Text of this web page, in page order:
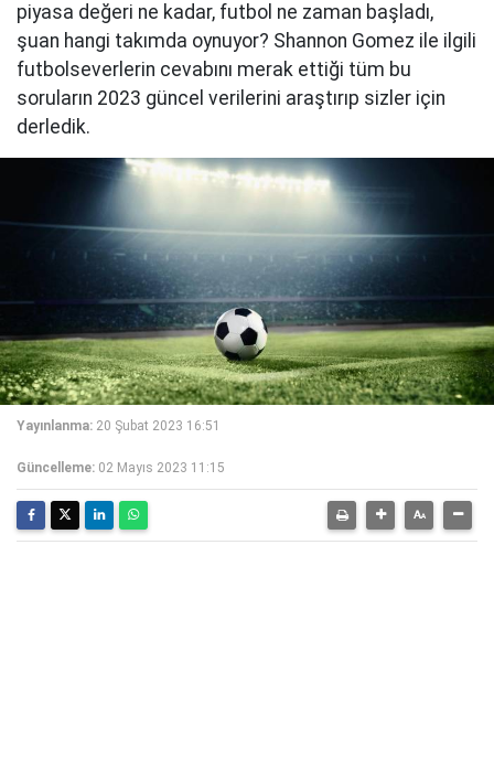
piyasa değeri ne kadar, futbol ne zaman başladı,
şuan hangi takımda oynuyor? Shannon Gomez ile ilgili
futbolseverlerin cevabını merak ettiği tüm bu
soruların 2023 güncel verilerini araştırıp sizler için
derledik.
Yayınlanma: 20 Şubat 2023 16:51
Güncelleme: 02 Mayıs 2023 11:15